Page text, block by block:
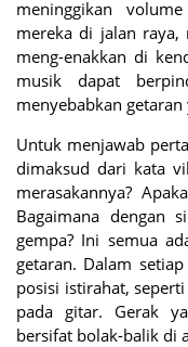
meninggikan
mereka di jalan raya,
meng-enakkan di
musik dapat
menyebabkan
Untuk menjawab
dimaksud dari kata
merasakannya?
Bagaimana dengan
gempa? Ini semua
getaran. Dalam
posisi istirahat,
pada gitar. Gerak
bersifat bolak-balik di